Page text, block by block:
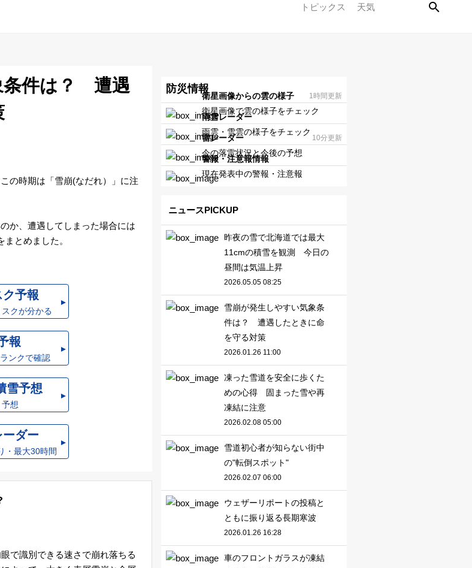
トピックス 天気
条件は？ 遭遇
の時期は「雪崩(なだれ）」に注
か、遭遇してしまった場合には
とめました。
ク予報
クが分かる
報
ンクで確認
雪予想
想
ダー
・最大30時間
で識別できる速さで崩れ落ちる
防災情報
衛星画像からの雲の様子
衛星画像で雲の様子をチェック
1時間更新
雨雪レーダー
雨雲・雪雲の様子をチェック
雷レーダー
今の落雷状況と今後の予想
10分更新
警報・注意報情報
現在発表中の警報・注意報
ニュースPICKUP
昨夜の雪で北海道では最大
11cmの積雪を観測 今日の
昼間は気温上昇
2026.05.05 08:25
雪崩が発生しやすい気象条
件は？ 遭遇したときに命
を守る対策
2026.01.26 11:00
凍った雪道を安全に歩くた
めの心得 固まった雪や再
凍結に注意
2026.02.08 05:00
雪道初心者が知らない街中
の"転倒スポット"
2026.02.07 06:00
ウェザーリポートの投稿と
ともに振り返る長期寒波
2026.01.26 16:28
車のフロントガラスが凍結